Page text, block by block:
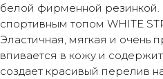
белой фирменной резинкой.
спортивным топом WHITE
Эластичная, мягкая и очень
впивается в кожу и
создает красивый перелив